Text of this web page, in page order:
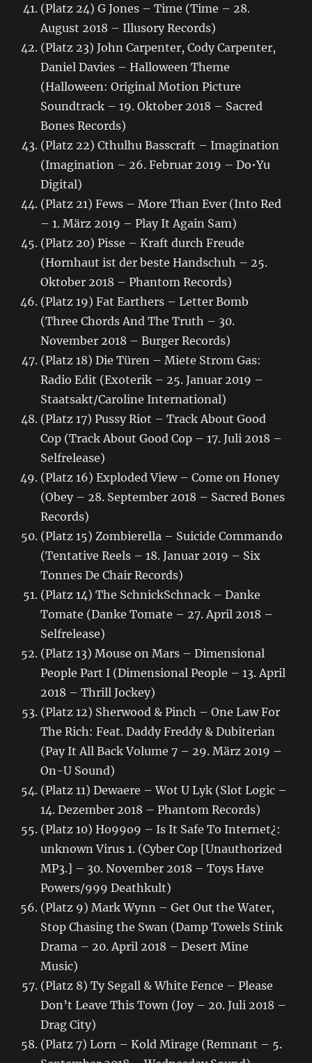
(Platz 24) G Jones – Time (Time – 28.
August 2018 – Illusory Records)
(Platz 23) John Carpenter, Cody Carpenter,
Daniel Davies – Halloween Theme
(Halloween: Original Motion Picture
Soundtrack – 19. Oktober 2018 – Sacred
Bones Records)
(Platz 22) Cthulhu Basscraft – Imagination
(Imagination – 26. Februar 2019 – Do•Yu
Digital)
(Platz 21) Fews – More Than Ever (Into Red
– 1. März 2019 – Play It Again Sam)
(Platz 20) Pisse – Kraft durch Freude
(Hornhaut ist der beste Handschuh – 25.
Oktober 2018 – Phantom Records)
(Platz 19) Fat Earthers – Letter Bomb
(Three Chords And The Truth – 30.
November 2018 – Burger Records)
(Platz 18) Die Türen – Miete Strom Gas:
Radio Edit (Exoterik – 25. Januar 2019 –
Staatsakt/Caroline International)
(Platz 17) Pussy Riot – Track About Good
Cop (Track About Good Cop – 17. Juli 2018 –
Selfrelease)
(Platz 16) Exploded View – Come on Honey
(Obey – 28. September 2018 – Sacred Bones
Records)
(Platz 15) Zombierella – Suicide Commando
(Tentative Reels – 18. Januar 2019 – Six
Tonnes De Chair Records)
(Platz 14) The SchnickSchnack – Danke
Tomate (Danke Tomate – 27. April 2018 –
Selfrelease)
(Platz 13) Mouse on Mars – Dimensional
People Part I (Dimensional People – 13. April
2018 – Thrill Jockey)
(Platz 12) Sherwood & Pinch – One Law For
The Rich: Feat. Daddy Freddy & Dubiterian
(Pay It All Back Volume 7 – 29. März 2019 –
On-U Sound)
(Platz 11) Dewaere – Wot U Lyk (Slot Logic –
14. Dezember 2018 – Phantom Records)
(Platz 10) Ho99o9 – Is It Safe To Internet¿:
unknown Virus 1. (Cyber Cop [Unauthorized
MP3.] – 30. November 2018 – Toys Have
Powers/999 Deathkult)
(Platz 9) Mark Wynn – Get Out the Water,
Stop Chasing the Swan (Damp Towels Stink
Drama – 20. April 2018 – Desert Mine
Music)
(Platz 8) Ty Segall & White Fence – Please
Don’t Leave This Town (Joy – 20. Juli 2018 –
Drag City)
(Platz 7) Lorn – Kold Mirage (Remnant – 5.